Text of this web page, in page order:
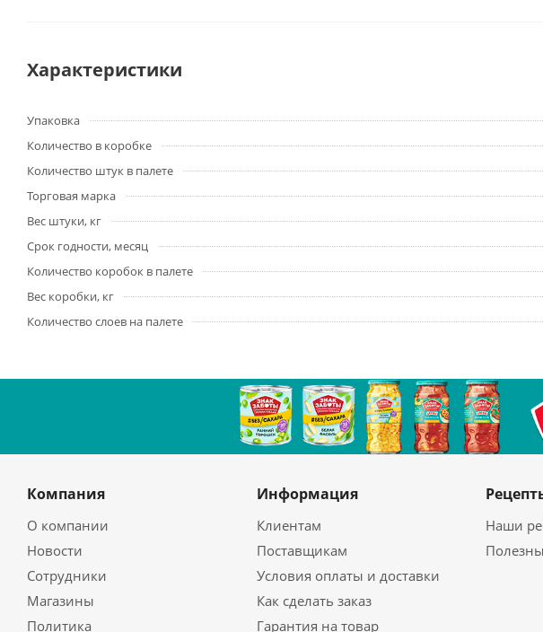
Характеристики
Упаковка
Количество в коробке
Количество штук в палете
Торговая марка
Вес штуки, кг
Срок годности, месяц
Количество коробок в палете
Вес коробки, кг
Количество слоев на палете
Компания
О компании
Новости
Сотрудники
Магазины
Политика
Информация
Клиентам
Поставщикам
Условия оплаты и доставки
Как сделать заказ
Гарантия на товар
Наши